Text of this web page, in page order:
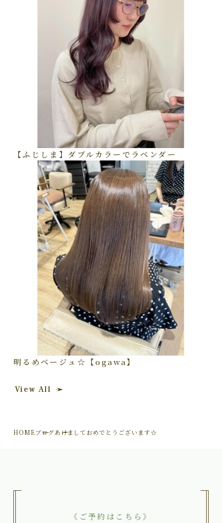
【ふじしま】ダブルカラーでラベンダー
明るめベージュ☆【ogawa】
View All
HOMEブログあけましておめでとうございます☆
《ご予約はこちら》